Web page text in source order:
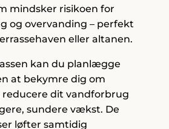
mindsker risikoen for
og overvanding – perfekt
eller altanen.
kan du planlægge
at bekymre dig om
reducere dit vandforbrug
sundere vækst. De
løfter samtidig